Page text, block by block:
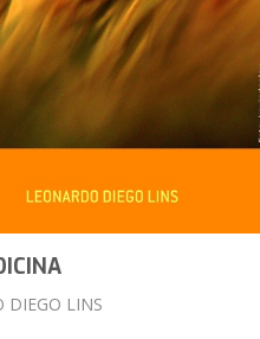
DIEGO LINS